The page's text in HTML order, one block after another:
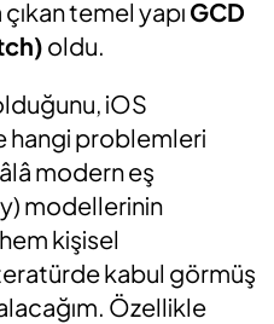
temel yapı GCD
oldu.
iOS
hangi problemleri
modern eş
modellerinin
kişisel
kabul görmüş
Özellikle